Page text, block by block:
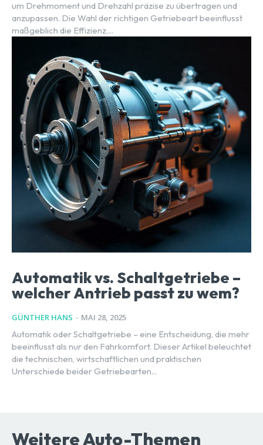
um Drehmoment und Drehzahl präzise zu übertragen und
anzupassen. Die Wahl der richtigen Getriebeart beeinflusst
maßgeblich die Effizienz,...
Automatik vs. Schaltgetriebe –
welcher Antrieb passt zu wem?
GÜNTHER HANS - MAI 28, 2025
Automatik oder Schaltgetriebe – eine Entscheidung, die mehr
beeinflusst als nur den Fahrkomfort. Dieser Artikel beleuchtet
die technischen, wirtschaftlichen und praktischen
Unterschiede beider Getriebearten...
Weitere Auto-Themen